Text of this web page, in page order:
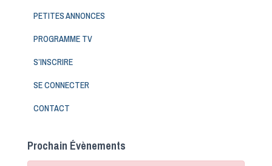
PETITES ANNONCES
PROGRAMME TV
S’INSCRIRE
SE CONNECTER
CONTACT
Prochain Évènements